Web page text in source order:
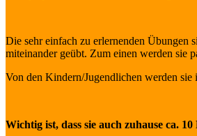
Die sehr einfach zu erlernenden Übungen
miteinander geübt. Zum einen werden sie
Von den Kindern/Jugendlichen werden sie
Wichtig ist, dass sie auch zuhause ca.